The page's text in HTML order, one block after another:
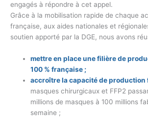
engagés à répondre à cet appel.
Grâce à la mobilisation rapide de chaque
française, aux aides nationales et
soutien apporté par la DGE, nous avons
mettre en place une filière de
100 % française ;
accroître la capacité de production
masques chirurgicaux et FFP2
millions de masques à 100 millions
semaine ;